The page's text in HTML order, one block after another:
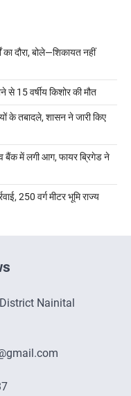
दौरा, बोले—शिकायत नहीं
से 15 वर्षीय किशोर की मौत
के तबादले, शासन ने जारी किए
बैंक में लगी आग, फायर ब्रिगेड ने
250 वर्ग मीटर भूमि राज्य
Nainital